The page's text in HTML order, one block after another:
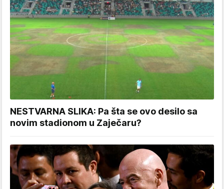
NESTVARNA SLIKA: Pa šta se ovo desilo sa
novim stadionom u Zaječaru?